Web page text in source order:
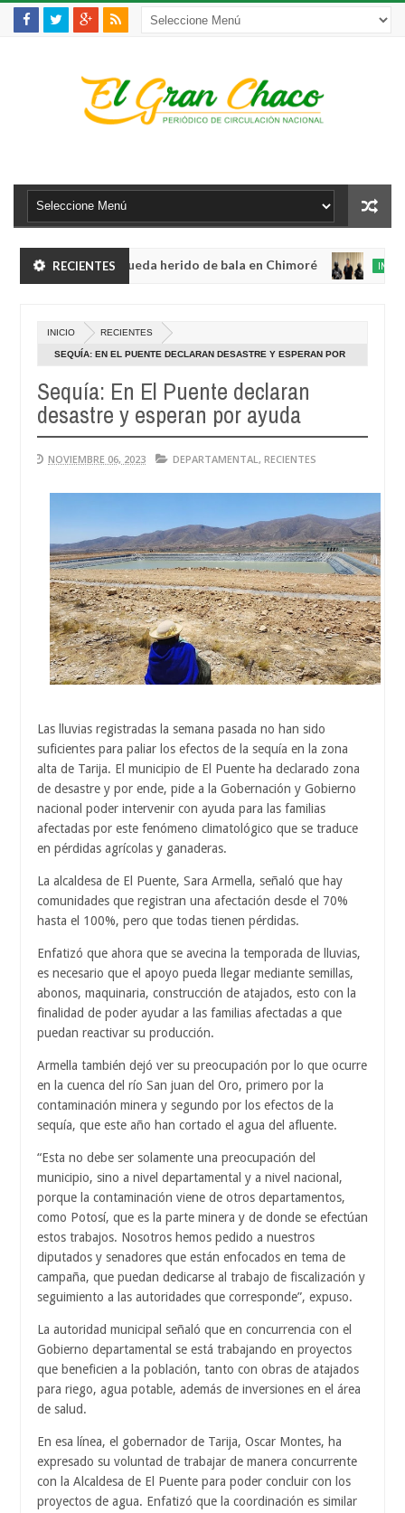
RECIENTES
robo y queda herido de bala en Chimoré
robo y queda herido de bala en Chimoré
Aug
2026
a 12 ministerios y concentra competencias estratégicas
INICIO RECIENTES
SEQUÍA: EN EL PUENTE DECLARAN DESASTRE Y ESPERAN POR
Sequía: En El Puente declaran
desastre y esperan por ayuda
NOVIEMBRE 06, 2023 DEPARTAMENTAL , RECIENTES
Las lluvias registradas la semana pasada no han sido
suficientes para paliar los efectos de la sequía en la zona
alta de Tarija. El municipio de El Puente ha declarado zona
de desastre y por ende, pide a la Gobernación y Gobierno
nacional poder intervenir con ayuda para las familias
afectadas por este fenómeno climatológico que se traduce
en pérdidas agrícolas y ganaderas.
La alcaldesa de El Puente, Sara Armella, señaló que hay
comunidades que registran una afectación desde el 70%
hasta el 100%, pero que todas tienen pérdidas.
Enfatizó que ahora que se avecina la temporada de lluvias,
es necesario que el apoyo pueda llegar mediante semillas,
abonos, maquinaria, construcción de atajados, esto con la
finalidad de poder ayudar a las familias afectadas a que
puedan reactivar su producción.
Armella también dejó ver su preocupación por lo que ocurre
en la cuenca del río San juan del Oro, primero por la
contaminación minera y segundo por los efectos de la
sequía, que este año han cortado el agua del afluente.
“Esta no debe ser solamente una preocupación del
municipio, sino a nivel departamental y a nivel nacional,
porque la contaminación viene de otros departamentos,
como Potosí, que es la parte minera y de donde se efectúan
estos trabajos. Nosotros hemos pedido a nuestros
diputados y senadores que están enfocados en tema de
campaña, que puedan dedicarse al trabajo de fiscalización y
seguimiento a las autoridades que corresponde”, expuso.
La autoridad municipal señaló que en concurrencia con el
Gobierno departamental se está trabajando en proyectos
que beneficien a la población, tanto con obras de atajados
para riego, agua potable, además de inversiones en el área
de salud.
En esa línea, el gobernador de Tarija, Oscar Montes, ha
expresado su voluntad de trabajar de manera concurrente
con la Alcaldesa de El Puente para poder concluir con los
proyectos de agua. Enfatizó que la coordinación es similar